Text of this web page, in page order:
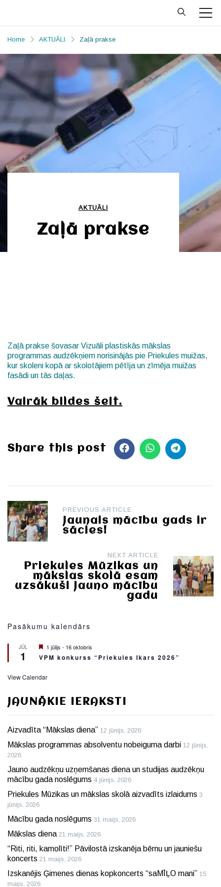
content
MŪZIKAS un
MĀKSLAS
SKOLA
Home AKTUĀLI Zaļā prakse
AKTUĀLI
Zaļā prakse
Zaļā prakse šovasar Vizuāli plastiskās mākslas
programmas audzēkņiem norisinājās pie Priekules muižas,
kur skoleni kopā ar skolotājiem pētīja un zīmēja muižas
fasādi un tās daļas.
Vairāk bildes šeit.
Share this post
Post
navigation
PREVIOUS ARTICLE
Jaunais mācību gads ir
sācies!
NEXT ARTICLE
Priekules Mūzikas un
mākslas skolā esam
uzsākuši jauno mācību
gadu
Pasākumu kalendārs
JŪL
1
Featured
1 jūlijs - 16 oktobris
VPM konkurss “Priekules Ikars 2026”
View Calendar
JAUNĀKIE IERAKSTI
Aizvadīta “Mākslas diena” 12 jūnijs, 2026
Mākslas programmas absolventu nobeiguma darbi 12 jūnijs,
2026
Jauno audzēkņu uzņemšanas diena un studijas audzēkņu
mācību gada noslēgums 4 jūnijs, 2026
Priekules Mūzikas un mākslas skolā aizvadīts izlaidums 3
jūnijs, 2026
Mācību gada noslēgums 31 maijs, 2026
Mākslas diena 21 maijs, 2026
“Riti, riti, kamolīti!” Pāvilostā izskanēja bērnu un jauniešu
koncerts 21 maijs, 2026
Izskanējis Ģimenes dienas kopkoncerts “saMĪĻO mani” 15
maijs, 2026